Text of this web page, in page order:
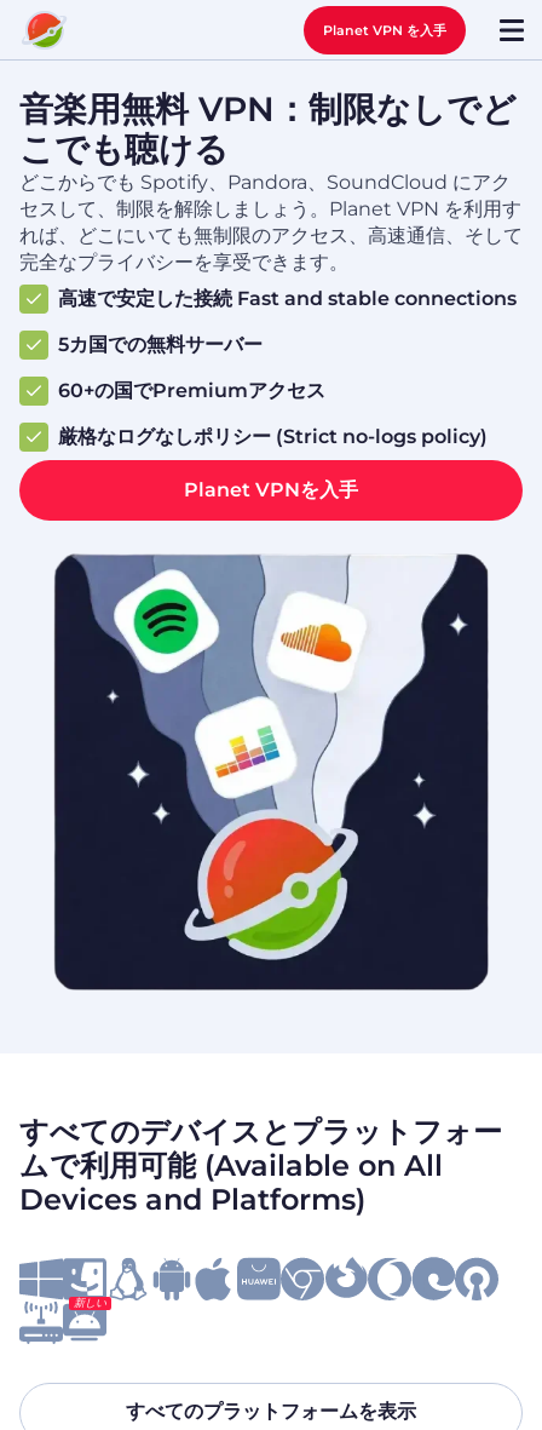
Planet VPN を入手
音楽用無料 VPN：制限なしでど
こでも聴ける
どこからでも Spotify、Pandora、SoundCloud にアク
セスして、制限を解除しましょう。Planet VPN を利用す
れば、どこにいても無制限のアクセス、高速通信、そして
完全なプライバシーを享受できます。
高速で安定した接続 Fast and stable connections
5カ国での無料サーバー
60+の国でPremiumアクセス
厳格なログなしポリシー (Strict no-logs policy)
Planet VPNを入手
すべてのデバイスとプラットフォー
ムで利用可能 (Available on All
Devices and Platforms)
新しい
すべてのプラットフォームを表示